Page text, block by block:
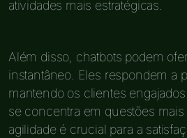
atividades mais estratégicas.
Além disso, chatbots podem
instantâneo. Eles respondem a
mantendo os clientes
se concentra em questões
agilidade é crucial para a